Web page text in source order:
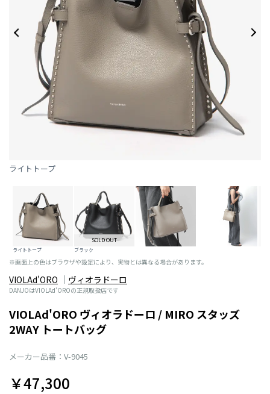
ライトトープ
ライトトープ
SOLD OUT
ブラック
※画面上の色はブラウザや設定により、実物とは異なる場合があります。
VIOLAd'ORO ヴィオラドーロ
DANJOはVIOLAd'OROの正規取扱店です
VIOLAd'ORO ヴィオラドーロ / MIRO スタッズ
2WAY トートバッグ
メーカー品番：V-9045
￥47,300